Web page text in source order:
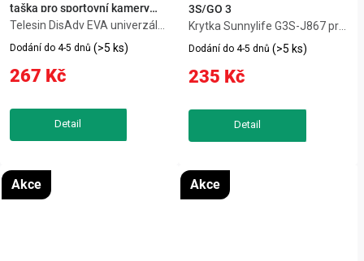
taška pro sportovní kamery
(šedo-oranžová)
Dodání do 4-5 dnů (>5 ks)
267 Kč
Telesin DisAdv EVA univerzální
mini transportní taška pro
sportovní kamery (šedo-
oranžová) je praktická volba
komunikaci i tvorbu obsahu.
Univerzální...
3S/GO 3
Dodání do 4-5 dnů (>5 ks)
235 Kč
Krytka Sunnylife G3S-J867 pro
Insta360 GO 3S/GO 3 pomůže
chránit zařízení před
poškrábáním, nečistotami a
Sunnylife G3S-J867 klip s
krytkou pro Insta360 GO...
Akce Akce